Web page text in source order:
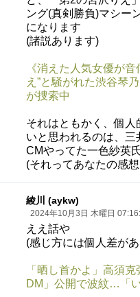
ング(真剣勝負)マシー
になります
(諸説あります)
《消えた人気女優が
え”と騒がれた渋谷琴
が捜索中
それはともかく、個
いと思われるのは、
CMやってた一色紗英
(それってあなたの感
綾川 (aykw)
2024年10月3日 木曜日
ええ話や
(感じ方には個人差が
「晒し首かよ」高須
DM」公開で波紋…「